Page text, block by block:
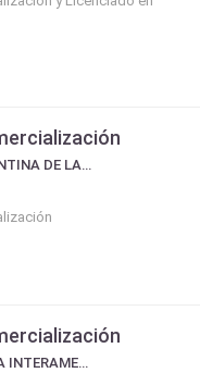
UADE UNIVERSIDAD ARGENTINA DE LA EMPRESA
UAI UNIVERSIDAD ABIERTA INTERAMERICANA